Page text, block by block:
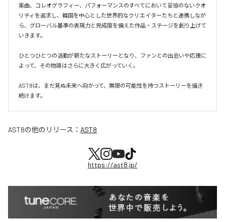
楽曲、コレオグラフィー、パフォーマンスのすべてにおいて妥協のないクオ
リティを追求し、韓国を中心とした世界的なクリエイターたちと連携しなが
ら、グローバル基準の表現力と完成度を備えた作品・ステージを創り上げて
いきます。
ひとつひとつの活動が新たなストーリーとなり、ファンとの出会いや応援に
よって、その物語はさらに大きく広がっていく。
AST8は、まだ見ぬ未来へ向かって、無限の可能性を持つストーリーを描き
続けます。
AST8の他のリリース： AST8
https://ast8.jp/